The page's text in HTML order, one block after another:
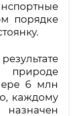
порядке
6 млн
каждому